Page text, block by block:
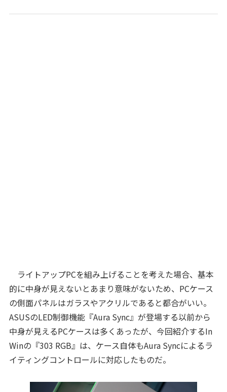
ライトアップPCを組み上げることを考えた場合、基本
的に中身が見えないとあまり意味がないため、PCケース
の側面パネルはガラスやアクリルであると都合がいい。
ASUSのLED制御機能『Aura Sync』が登場する以前から
中身が見えるPCケースは多くあったが、今回紹介するIn
Winの『303 RGB』は、ケース自体もAura Syncによるラ
イティングコントロールに対応したものだ。